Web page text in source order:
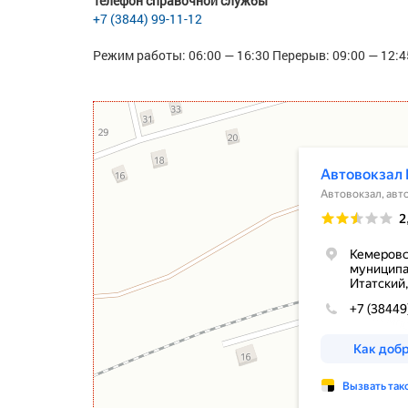
+7 (3844) 99-11-12
Режим работы: 06:00 — 16:30 Перерыв: 09:00 —